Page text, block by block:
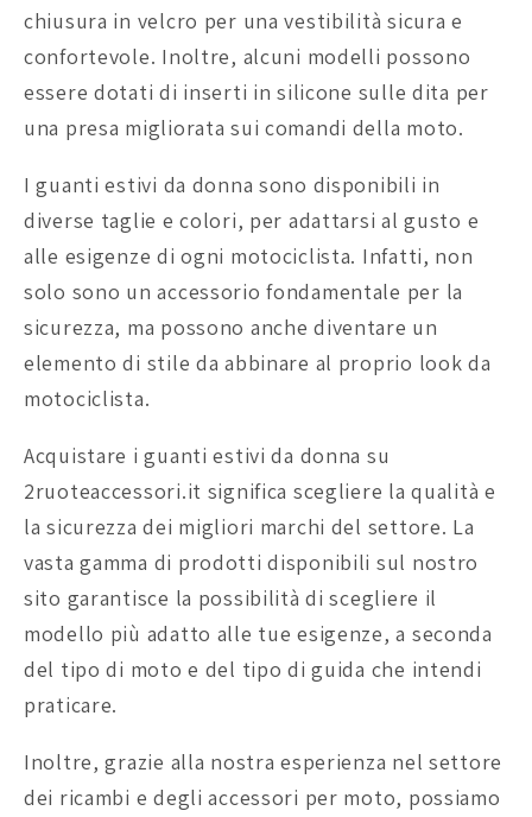
chiusura in velcro per una vestibilità sicura e
confortevole. Inoltre, alcuni modelli possono
essere dotati di inserti in silicone sulle dita per
una presa migliorata sui comandi della moto.
I guanti estivi da donna sono disponibili in
diverse taglie e colori, per adattarsi al gusto e
alle esigenze di ogni motociclista. Infatti, non
solo sono un accessorio fondamentale per la
sicurezza, ma possono anche diventare un
elemento di stile da abbinare al proprio look da
motociclista.
Acquistare i guanti estivi da donna su
2ruoteaccessori.it significa scegliere la qualità e
la sicurezza dei migliori marchi del settore. La
vasta gamma di prodotti disponibili sul nostro
sito garantisce la possibilità di scegliere il
modello più adatto alle tue esigenze, a seconda
del tipo di moto e del tipo di guida che intendi
praticare.
Inoltre, grazie alla nostra esperienza nel settore
dei ricambi e degli accessori per moto, possiamo